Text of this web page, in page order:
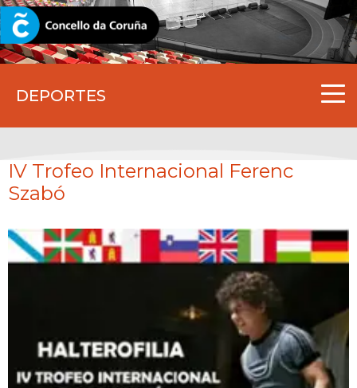
DEPORTES
CORUNA.GAL
IV Trofeo Internacional Ferenc
Szabó